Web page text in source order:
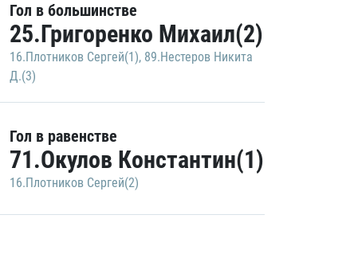
Гол в большинстве
25.Григоренко Михаил(2)
16.Плотников Сергей(1), 89.Нестеров Никита
Д.(3)
Гол в равенстве
71.Окулов Константин(1)
16.Плотников Сергей(2)